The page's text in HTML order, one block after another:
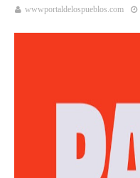
wwwportaldelospueblos.com